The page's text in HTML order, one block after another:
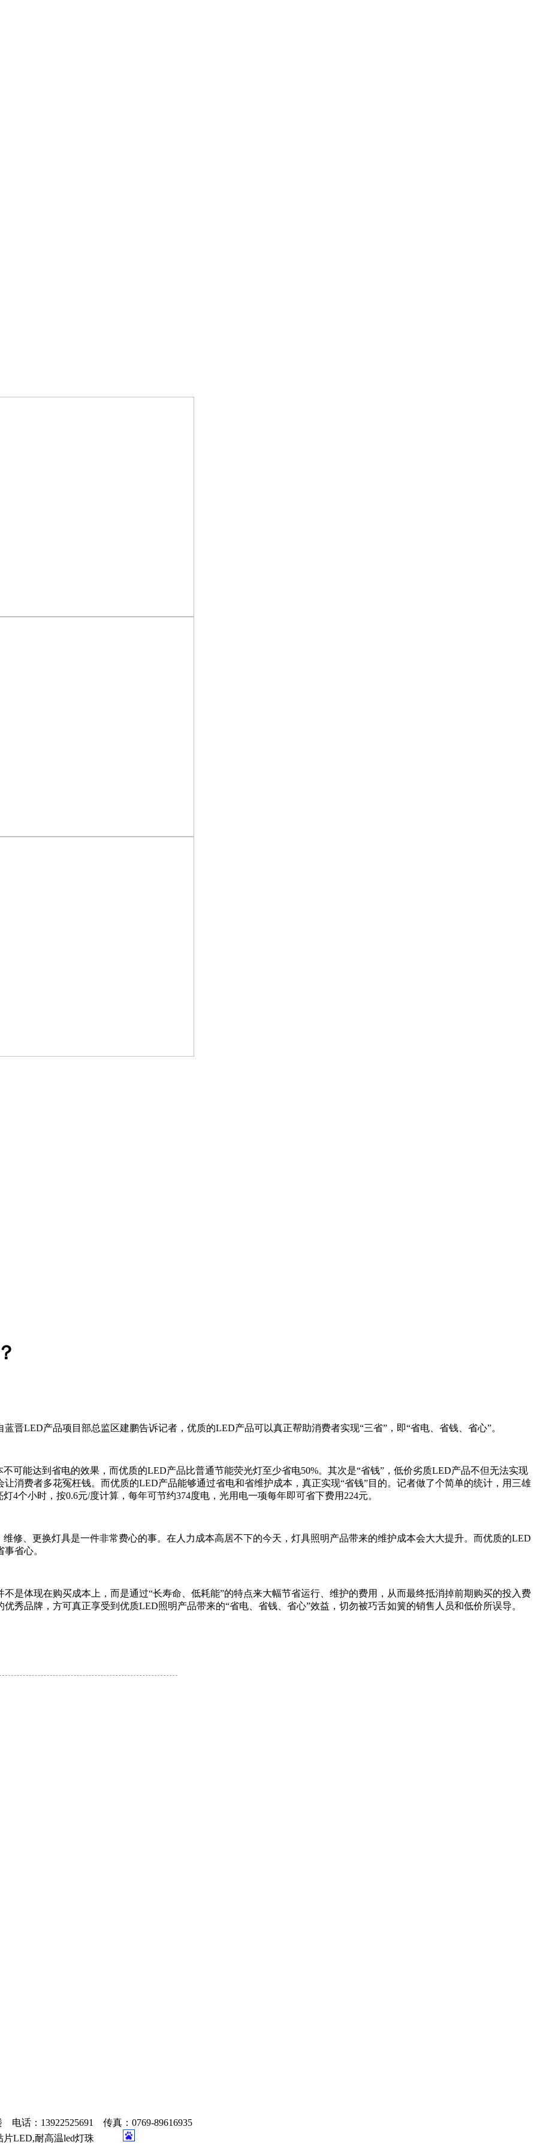
晋LED产品项目部总监区建鹏告诉记者，优质的LED产品可以真正帮助消费者实现“三省”，即“省电、省钱、省心”。
能达到省电的效果，而优质的LED产品比普通节能荧光灯至少省电50%。其次是“省钱”，低价劣质LED产品不但无法实现
消费者多花冤枉钱。而优质的LED产品能够通过省电和省维护成本，真正实现“省钱”目的。记者做了个简单的统计，用三雄
4个小时，按0.6元/度计算，每年可节约374度电，光用电一项每年即可省下费用224元。
、更换灯具是一件非常费心的事。在人力成本高居不下的今天，灯具照明产品带来的维护成本会大大提升。而优质的LED
省心。
体现在购买成本上，而是通过“长寿命、低耗能”的特点来大幅节省运行、维护的费用，从而最终抵消掉前期购买的投入费
秀品牌，方可真正享受到优质LED照明产品带来的“省电、省钱、省心”效益，切勿被巧舌如簧的销售人员和低价所误导。
电话：13922525691 传真：0769-89616935
片LED,耐高温led灯珠